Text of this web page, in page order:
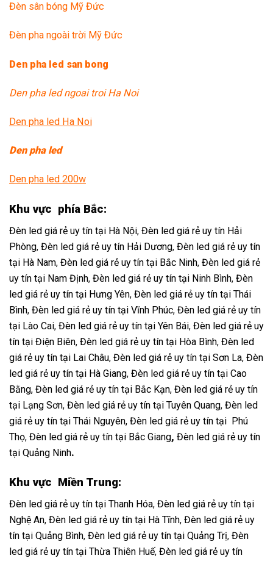
Đèn sân bóng Mỹ Đức
Đèn pha ngoài trời Mỹ Đức
Den pha led san bong
Den pha led ngoai troi Ha Noi
Den pha led Ha Noi
Den pha led
Den pha led 200w
Khu vực phía Bắc:
Đèn led giá rẻ uy tín tại Hà Nội, Đèn led giá rẻ uy tín Hải
Phòng, Đèn led giá rẻ uy tín Hải Dương, Đèn led giá rẻ uy tín
tại Hà Nam, Đèn led giá rẻ uy tín tại Bắc Ninh, Đèn led giá rẻ
uy tín tại Nam Định, Đèn led giá rẻ uy tín tại Ninh Bình, Đèn
led giá rẻ uy tín tại Hưng Yên, Đèn led giá rẻ uy tín tại Thái
Bình, Đèn led giá rẻ uy tín tại Vĩnh Phúc, Đèn led giá rẻ uy tín
tại Lào Cai, Đèn led giá rẻ uy tín tại Yên Bái, Đèn led giá rẻ uy
tín tại Điện Biên, Đèn led giá rẻ uy tín tại Hòa Bình, Đèn led
giá rẻ uy tín tại Lai Châu, Đèn led giá rẻ uy tín tại Sơn La, Đèn
led giá rẻ uy tín tại Hà Giang, Đèn led giá rẻ uy tín tại Cao
Bằng, Đèn led giá rẻ uy tín tại Bắc Kạn, Đèn led giá rẻ uy tín
tại Lạng Sơn, Đèn led giá rẻ uy tín tại Tuyên Quang, Đèn led
giá rẻ uy tín tại Thái Nguyên, Đèn led giá rẻ uy tín tại Phú
Thọ, Đèn led giá rẻ uy tín tại Bắc Giang, Đèn led giá rẻ uy tín
tại Quảng Ninh.
Khu vực Miền Trung:
Đèn led giá rẻ uy tín tại Thanh Hóa, Đèn led giá rẻ uy tín tại
Nghệ An, Đèn led giá rẻ uy tín tại Hà Tĩnh, Đèn led giá rẻ uy
tín tại Quảng Bình, Đèn led giá rẻ uy tín tại Quảng Trị, Đèn
led giá rẻ uy tín tại Thừa Thiên Huế, Đèn led giá rẻ uy tín